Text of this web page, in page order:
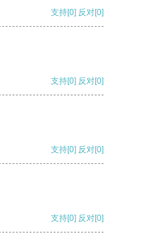
支持[0] 反对[0]
支持[0] 反对[0]
支持[0] 反对[0]
支持[0] 反对[0]